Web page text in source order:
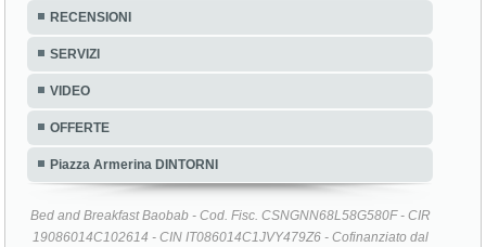
RECENSIONI
SERVIZI
VIDEO
OFFERTE
Piazza Armerina DINTORNI
Bed and Breakfast Baobab - Cod. Fisc. CSNGNN68L58G580F - CIR
19086014C102614 - CIN IT086014C1JVY479Z6 - Cofinanziato dal